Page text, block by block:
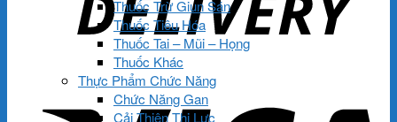
Thuốc Trừ Giun Sán
Thuốc Tiêu Hóa
Thuốc Tai – Mũi – Họng
Thuốc Khác
Thực Phẩm Chức Năng
Chức Năng Gan
Cải Thiện Thị Lực